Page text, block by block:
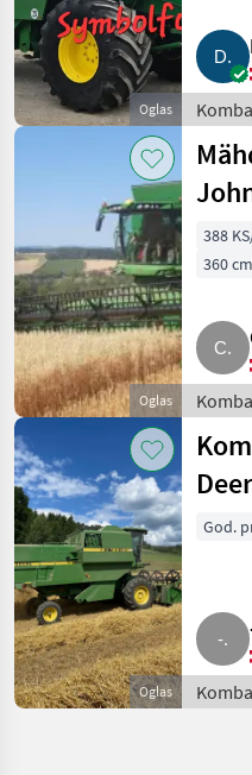
Oglas
za
Oglas
388
360 cm
za žito)
Oglas
God.